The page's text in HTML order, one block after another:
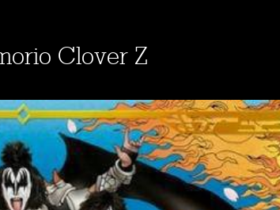
Clover Z